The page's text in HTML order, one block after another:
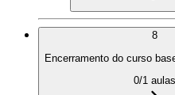
8
Encerramento do curso
0/1 aulas